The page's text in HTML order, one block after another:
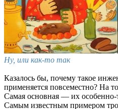
Ну, или как-то так
Казалось бы, почему такое
применяется повсеместно? На
Самая основная — их особенно-
Самым известным примером